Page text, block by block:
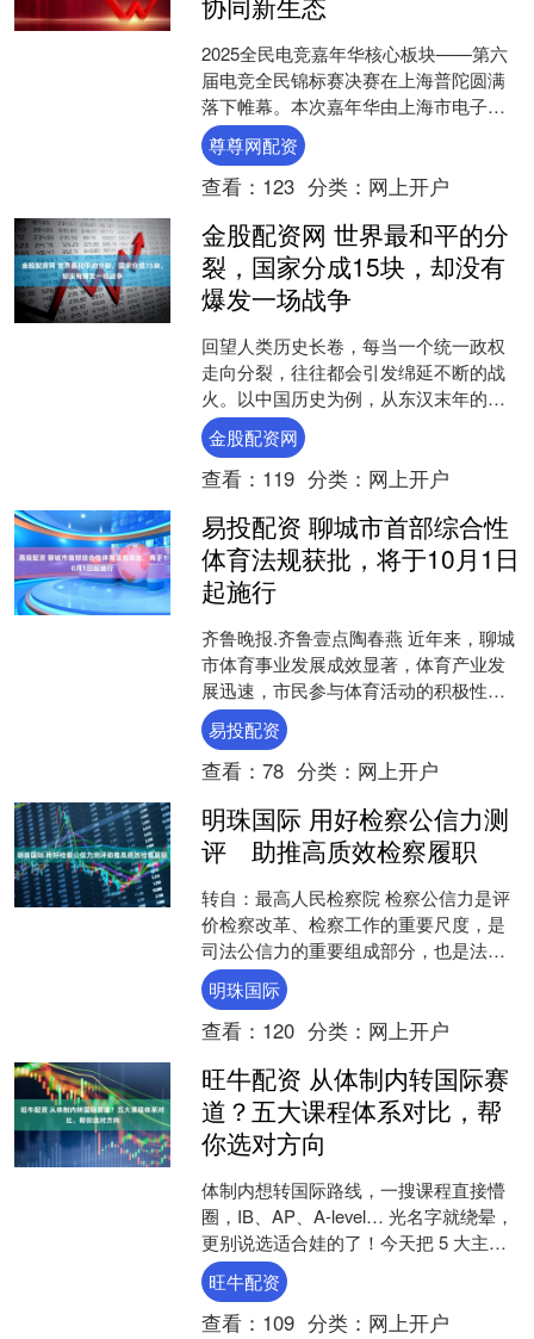
2025全民电竞嘉年华核心板块——第六
届电竞全民锦标赛决赛在上海普陀圆满
落下帷幕。本次嘉年华由上海市电子竞
技运动协会、上海市普陀区文化和旅游
局、上海市普陀区体育....
尊尊网配资
查看： 123 分类： 网上开户
金股配资网 世界最和平的分
裂，国家分成15块，却没有
爆发一场战争
回望人类历史长卷，每当一个统一政权
走向分裂，往往都会引发绵延不断的战
火。以中国历史为例，从东汉末年的三
国纷争到唐朝灭亡后的五代十国，每一
次王朝更迭都伴随着诸侯割....
金股配资网
查看： 119 分类： 网上开户
易投配资 聊城市首部综合性
体育法规获批，将于10月1日
起施行
齐鲁晚报.齐鲁壹点陶春燕 近年来，聊城
市体育事业发展成效显著，体育产业发
展迅速，市民参与体育活动的积极性不
断提高。但仍存在体育设施管理不到
位、学生体育锻炼得不到....
易投配资
查看： 78 分类： 网上开户
明珠国际 用好检察公信力测
评 助推高质效检察履职
转自：最高人民检察院 检察公信力是评
价检察改革、检察工作的重要尺度，是
司法公信力的重要组成部分，也是法治
国家、法治政府、法治社会的民意基础
—— 用好检察公信力测....
明珠国际
查看： 120 分类： 网上开户
旺牛配资 从体制内转国际赛
道？五大课程体系对比，帮
你选对方向
体制内想转国际路线，一搜课程直接懵
圈，IB、AP、A-level… 光名字就绕晕，
更别说选适合娃的了！今天把 5 大主流
国际课程扒得明明白白，从认可度到适
配人群....
旺牛配资
查看： 109 分类： 网上开户